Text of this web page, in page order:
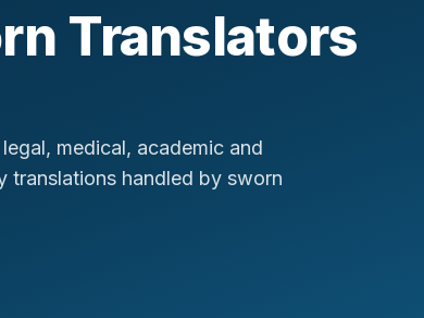
Translators
medical, academic and
translations handled by sworn